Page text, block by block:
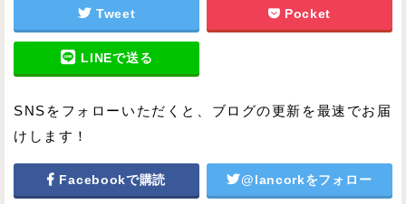
Tweet Pocket
LINEで送る
SNSをフォローいただくと、ブログの更新を最速でお届
けします！
Facebookで購読 @lancorkをフォロー